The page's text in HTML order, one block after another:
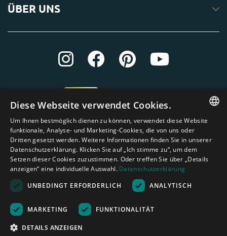
ÜBER UNS
Nederland|Deutschland| België|Belgique|España
Kingdom
ENGLISH
DUTCH
GERMAN
Diese Webseite verwendet Cookies.
Um Ihnen bestmöglich dienen zu können, verwendet diese Website
funktionale, Analyse- und Marketing-Cookies, die von uns oder
Dritten gesetzt werden. Weitere Informationen finden Sie in unserer
Datenschutzerklärung. Klicken Sie auf „Ich stimme zu“, um dem
Setzen dieser Cookies zuzustimmen. Oder treffen Sie über „Details
anzeigen“ eine individuelle Auswahl. Datenschutzerklärung
UNBEDINGT ERFORDERLICH
ANALYTISCH
MARKETING FUNKTIONALITÄT
DETAILS ANZEIGEN